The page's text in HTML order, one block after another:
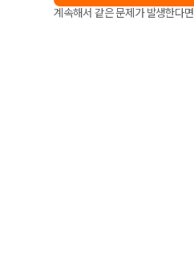
계속해서 같은 문제가 발생한다면